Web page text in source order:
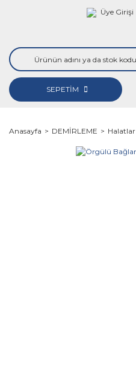
Üye Girişi
SEPETİM
Anasayfa DEMİRLEME Halatlar